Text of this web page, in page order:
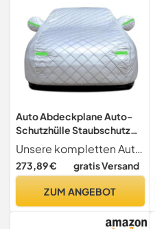
Auto Abdeckplane Auto-
Schutzhülle Staubschutz
Universelle Abdeckungen
Gegen Hagel Winter Sonne
Regen Sonnenschutz
Außenbereich Für Autos
Unsere kompletten Autoabdeckungen sind für alle Jahreszeiten und jedes Wetter geeignet. Sie sind gegen UV-Strahlen, Regen, Wind, Smog, Staub, Schnee und Eis wasserbeständig.
273,89 € gratis Versand
ZUM ANGEBOT